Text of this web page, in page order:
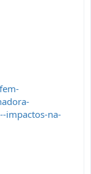
impactos-na-